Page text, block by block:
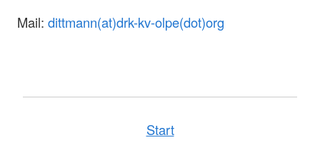
Mail: dittmann(at)drk-kv-olpe(dot)org
Start